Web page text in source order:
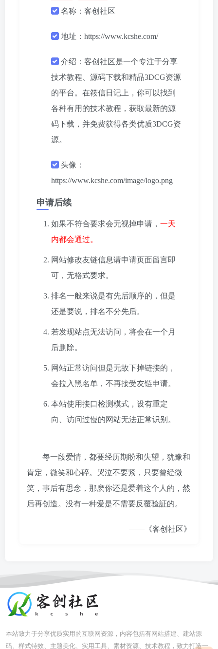
名称：客创社区
地址：https://www.kcshe.com/
介绍：客创社区是一个专注于分享
技术教程、源码下载和精品3DCG资源
的平台。在筱信日记上，你可以找到
各种有用的技术教程，获取最新的源
码下载，并免费获得各类优质3DCG资
源。
头像：
https://www.kcshe.com/image/logo.png
申请后续
如果不符合要求会无视掉申请， 一天
内都会通过。
网站修改友链信息请申请页面留言即
可，无格式要求。
排名一般来说是有先后顺序的，但是
还是要说，排名不分先后。
若发现站点无法访问，将会在一个月
后删除。
网站正常访问但是无故下掉链接的，
会拉入黑名单，不再接受友链申请。
本站使用接口检测模式，设有重定
向、访问过慢的网站无法正常识别。
每一段爱情，都要经历期盼和失望，犹豫和
肯定，微笑和心碎。哭泣不要紧，只要曾经微
笑，事后有思念，那麽你还是爱着这个人的，然
后再创造。没有一种爱是不需要反覆验証的。
——《客创社区》
本站致力于分享优质实用的互联网资源，内容包括有网站搭建、建站源
码、样式特效、主题美化、实用工具、素材资源、技术教程，致力打造一